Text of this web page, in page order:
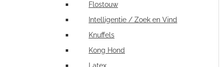
Flostouw
Intelligentie / Zoek en Vind
Knuffels
Kong Hond